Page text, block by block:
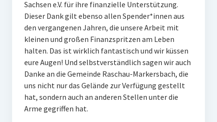
Sachsen e.V. für ihre finanzielle Unterstützung.
Dieser Dank gilt ebenso allen Spender*innen aus
den vergangenen Jahren, die unsere Arbeit mit
kleinen und großen Finanzspritzen am Leben
halten. Das ist wirklich fantastisch und wir küssen
eure Augen! Und selbstverständlich sagen wir auch
Danke an die Gemeinde Raschau-Markersbach, die
uns nicht nur das Gelände zur Verfügung gestellt
hat, sondern auch an anderen Stellen unter die
Arme gegriffen hat.